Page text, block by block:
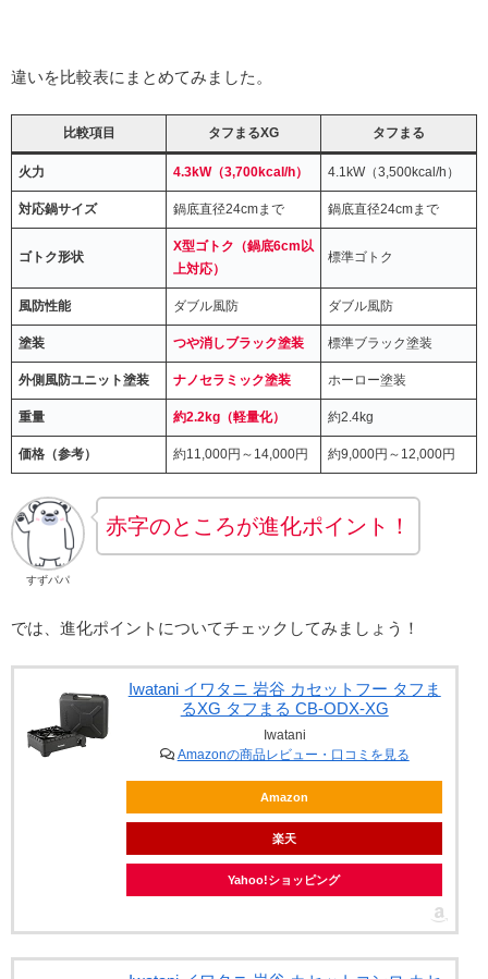
違いを比較表にまとめてみました。
比較項目 タフまるXG タフまる
火力 4.3kW（3,700kcal/h） 4.1kW（3,500kcal/h）
対応鍋サイズ 鍋底直径24cmまで 鍋底直径24cmまで
ゴトク形状
X型ゴトク（鍋底6cm以
上対応）
標準ゴトク
風防性能 ダブル風防 ダブル風防
塗装 つや消しブラック塗装 標準ブラック塗装
外側風防ユニット塗装 ナノセラミック塗装 ホーロー塗装
重量 約2.2kg（軽量化） 約2.4kg
価格（参考） 約11,000円～14,000円 約9,000円～12,000円
すずパパ
赤字のところが進化ポイント！
では、進化ポイントについてチェックしてみましょう！
Iwatani イワタニ 岩谷 カセットフー タフま
るXG タフまる CB-ODX-XG
Iwatani
Amazonの商品レビュー・口コミを見る
Amazon
楽天
Yahoo!ショッピング